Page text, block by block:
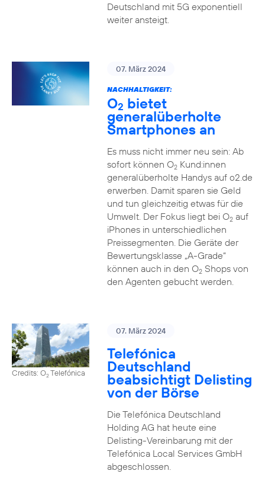
Deutschland mit 5G exponentiell
weiter ansteigt.
07. März 2024
NACHHALTIGKEIT:
O2 bietet
generalüberholte
Smartphones an
Es muss nicht immer neu sein: Ab
sofort können O2Kund:innen
generalüberholte Handys auf o2.de
erwerben. Damit sparen sie Geld
und tun gleichzeitig etwas für die
Umwelt. Der Fokus liegt bei O2auf
iPhones in unterschiedlichen
Preissegmenten. Die Geräte der
Bewertungsklasse „A-Grade“
können auch in den O2Shops von
den Agenten gebucht werden.
Credits: O2Telefónica
07. März 2024
Telefónica
Deutschland
beabsichtigt Delisting
von der Börse
Die Telefónica Deutschland
Holding AG hat heute eine
Delisting-Vereinbarung mit der
Telefónica Local Services GmbH
abgeschlossen.